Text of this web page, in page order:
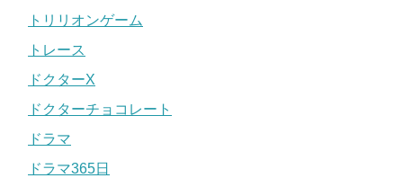
トリリオンゲーム
トレース
ドクターX
ドクターチョコレート
ドラマ
ドラマ365日